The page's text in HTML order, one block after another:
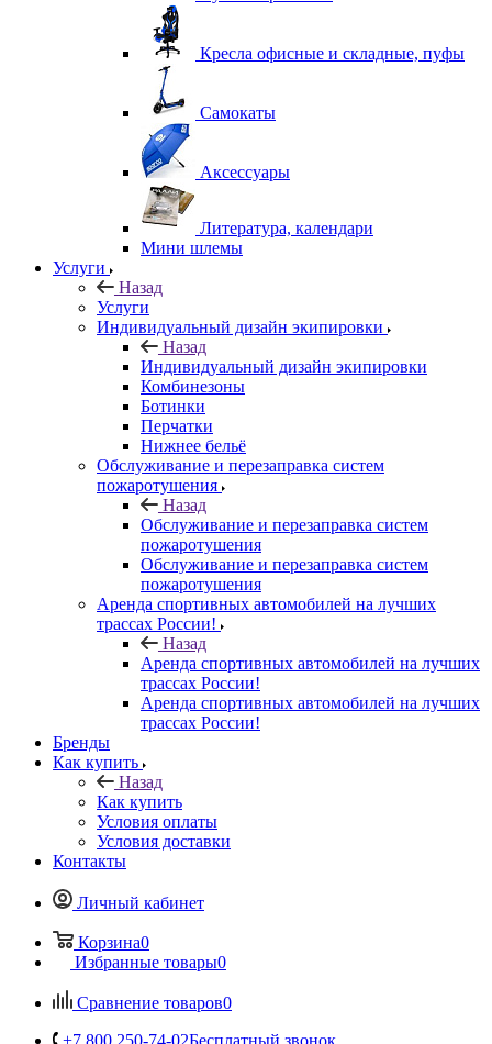
Кресла офисные и складные, пуфы
Самокаты
Аксессуары
Литература, календари
Мини шлемы
Услуги
Назад
Услуги
Индивидуальный дизайн экипировки
Назад
Индивидуальный дизайн экипировки
Комбинезоны
Ботинки
Перчатки
Нижнее бельё
Обслуживание и перезаправка систем
пожаротушения
Назад
Обслуживание и перезаправка систем
пожаротушения
Обслуживание и перезаправка систем
пожаротушения
Аренда спортивных автомобилей на лучших
трассах России!
Назад
Аренда спортивных автомобилей на лучших
трассах России!
Аренда спортивных автомобилей на лучших
трассах России!
Бренды
Как купить
Назад
Как купить
Условия оплаты
Условия доставки
Контакты
Личный кабинет
Корзина0
Избранные товары0
Сравнение товаров0
+7 800 250-74-02Бесплатный звонок